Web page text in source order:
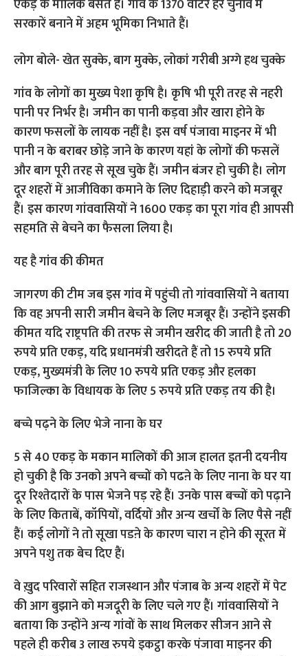
एकड़ के मालिक बसते हैं। गांव के 1370 वोटर हर चुनाव में
सरकारें बनाने में अहम भूमिका निभाते हैं।
लोग बोले- खेत सुक्के, बाग मुक्के, लोकां गरीबी अग्गे हथ चुक्के
गांव के लोगों का मुख्य पेशा कृषि है। कृषि भी पूरी तरह से नहरी
पानी पर निर्भर है। जमीन का पानी कड़वा और खारा होने के
कारण फसलों के लायक नहीं है। इस वर्ष पंजावा माइनर में भी
पानी न के बराबर छोड़े जाने के कारण यहां के लोगों की फसलें
और बाग पूरी तरह से सूख चुके हैं। जमीन बंजर हो चुकी है। लोग
दूर शहरों में आजीविका कमाने के लिए दिहाड़ी करने को मजबूर
हैं। इस कारण गांववासियों ने 1600 एकड़ का पूरा गांव ही आपसी
सहमति से बेचने का फैसला लिया है।
यह है गांव की कीमत
जागरण की टीम जब इस गांव में पहुंची तो गांववासियों ने बताया
कि वह अपनी सारी जमीन बेचने के लिए मजबूर हैं। उन्होंने इसकी
कीमत यदि राष्ट्रपति की तरफ से जमीन खरीद की जाती है तो 20
रुपये प्रति एकड़, यदि प्रधानमंत्री खरीदते हैं तो 15 रुपये प्रति
एकड़, मुख्यमंत्री के लिए 10 रुपये प्रति एकड़ और हलका
फाजिल्का के विधायक के लिए 5 रुपये प्रति एकड़ तय की है।
बच्चे पढ़ने के लिए भेजे नाना के घर
5 से 40 एकड़ के मकान मालिकों की आज हालत इतनी दयनीय
हो चुकी है कि उनको अपने बच्चों को पढऩे के लिए नाना के घर या
दूर रिश्तेदारों के पास भेजने पड़ रहे हैं। उनके पास बच्चों को पढ़ाने
के लिए किताबें, कॉपियों, वर्दियों और अन्य खर्चों के लिए पैसे नहीं
हैं। कई लोगों ने तो सूखा पडऩे के कारण चारा न होने की सूरत में
अपने पशु तक बेच दिए हैं।
वे ख़ुद परिवारों सहित राजस्थान और पंजाब के अन्य शहरों में पेट
की आग बुझाने को मजदूरी के लिए चले गए हैं। गांववासियों ने
बताया कि उन्होंने अन्य गांवों के साथ मिलकर सीजन आने से
पहले ही करीब 3 लाख रुपये इकट्ठा करके पंजावा माइनर की